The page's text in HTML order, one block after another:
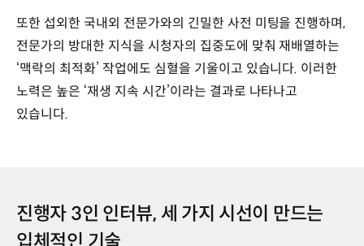
또한 섭외한 국내외 전문가와의 긴밀한 사전 미팅을 진행하며,
전문가의 방대한 지식을 시청자의 집중도에 맞춰 재배열하는
‘맥락의 최적화’ 작업에도 심혈을 기울이고 있습니다. 이러한
노력은 높은 ‘재생 지속 시간’이라는 결과로 나타나고
있습니다.
진행자 3인 인터뷰, 세 가지 시선이 만드는
입체적인 기술